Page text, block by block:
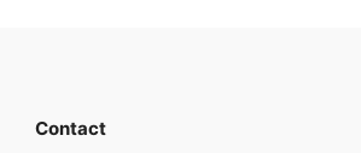
Contact